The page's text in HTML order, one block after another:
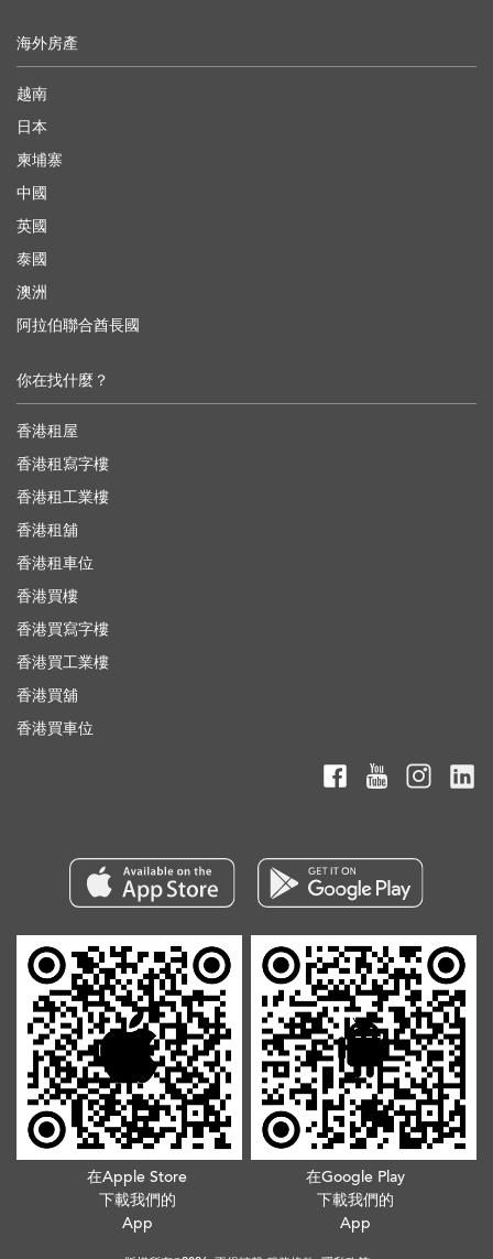
海外房產
越南
日本
柬埔寨
中國
英國
泰國
澳洲
阿拉伯聯合酋長國
你在找什麼？
香港租屋
香港租寫字樓
香港租工業樓
香港租舖
香港租車位
香港買樓
香港買寫字樓
香港買工業樓
香港買舖
香港買車位
在Apple Store
下載我們的
App
在Google Play
下載我們的
App